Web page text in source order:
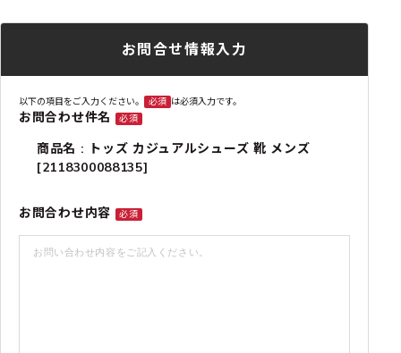
お問合せ情報入力
以下の項目をご入力ください。 必須 は必須入力です。
お問合わせ件名 必須
商品名 : トッズ カジュアルシューズ 靴 メンズ
[2118300088135]
お問合わせ内容 必須